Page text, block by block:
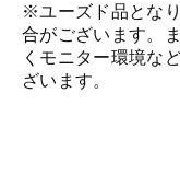
※ユーズド品とな
合がございます。
くモニター環境な
ざいます。